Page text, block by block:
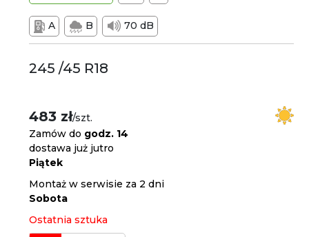
A B 70 dB
245 /45 R18
483 zł/szt.
Zamów do godz. 14
dostawa już jutro
Piątek
Montaż w serwisie za 2 dni
Sobota
Ostatnia sztuka